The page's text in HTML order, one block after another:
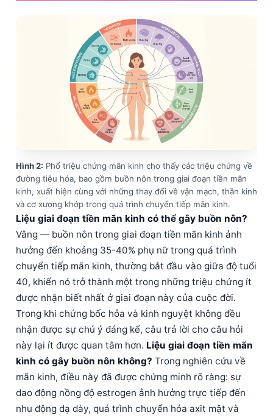
Hình 2: Phổ triệu chứng mãn kinh cho thấy các triệu chứng về
đường tiêu hóa, bao gồm buồn nôn trong giai đoạn tiền mãn
kinh, xuất hiện cùng với những thay đổi về vận mạch, thần kinh
và cơ xương khớp trong quá trình chuyển tiếp mãn kinh.
Liệu giai đoạn tiền mãn kinh có thể gây buồn nôn?
Vâng — buồn nôn trong giai đoạn tiền mãn kinh ảnh
hưởng đến khoảng 35-40% phụ nữ trong quá trình
chuyển tiếp mãn kinh, thường bắt đầu vào giữa độ tuổi
40, khiến nó trở thành một trong những triệu chứng ít
được nhận biết nhất ở giai đoạn này của cuộc đời.
Trong khi chứng bốc hỏa và kinh nguyệt không đều
nhận được sự chú ý đáng kể, câu trả lời cho câu hỏi
này lại ít được quan tâm hơn. Liệu giai đoạn tiền mãn
kinh có gây buồn nôn không? Trong nghiên cứu về
mãn kinh, điều này đã được chứng minh rõ ràng: sự
dao động nồng độ estrogen ảnh hưởng trực tiếp đến
nhu động dạ dày, quá trình chuyển hóa axit mật và